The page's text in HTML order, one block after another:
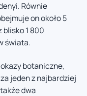
Równie
on około 5
1 800
świata.
botaniczne,
jeden z najbardziej
dwa